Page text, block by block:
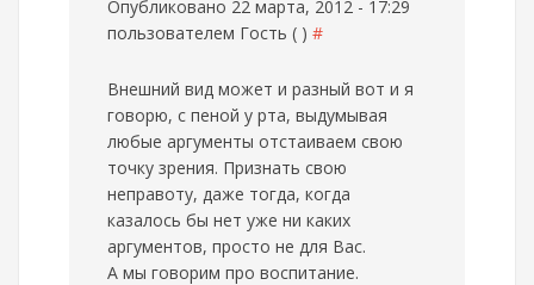
Опубликовано 22 марта, 2012 - 17:29
пользователем Гость ( ) #
Внешний вид может и разный вот и я
говорю, с пеной у рта, выдумывая
любые аргументы отстаиваем свою
точку зрения. Признать свою
неправоту, даже тогда, когда
казалось бы нет уже ни каких
аргументов, просто не для Вас.
А мы говорим про воспитание.